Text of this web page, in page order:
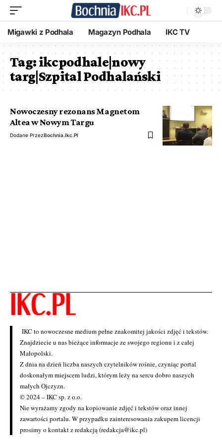
Migawki z Podhala Magazyn Podhala IKC TV
Tag:ikcpodhale|nowy
targ|Szpital Podhalański
Nowoczesny rezonans Magnetom
Altea w Nowym Targu
Dodane PrzezBochnia.ikc.pl
IKC to nowoczesne medium pełne znakomitej jakości zdjęć i tekstów.
Znajdziecie u nas bieżące informacje ze swojego regionu i z całej
Małopolski.
Z dnia na dzień liczba naszych czytelników rośnie, czyniąc portal
doskonałym miejscem ludzi, którym leży na sercu dobro naszych
małych Ojczyzn.
© 2024 – IKC sp. z o.o.
Nie wyrażamy zgody na kopiowanie zdjęć i tekstów oraz innej
zawartości portalu. W przypadku zainteresowania zakupem licencji
prosimy o kontakt z redakcją (redakcja@ikc.pl)